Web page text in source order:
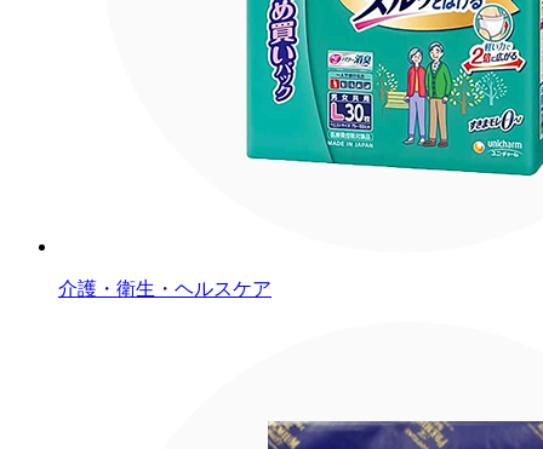
介護・衛生・ヘルスケア